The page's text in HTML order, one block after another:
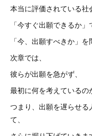
本当に評価されている社
「今すぐ出願できるか」
「今、出願すべきか」を
次章では、
彼らが出願を急がず、
最初に何を考えているの
つまり、出願を遅らせ
て、